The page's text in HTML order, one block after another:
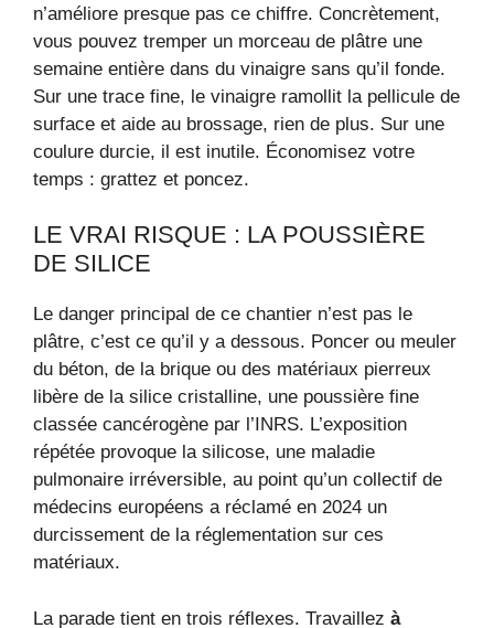
n’améliore presque pas ce chiffre. Concrètement,
vous pouvez tremper un morceau de plâtre une
semaine entière dans du vinaigre sans qu’il fonde.
Sur une trace fine, le vinaigre ramollit la pellicule de
surface et aide au brossage, rien de plus. Sur une
coulure durcie, il est inutile. Économisez votre
temps : grattez et poncez.
LE VRAI RISQUE : LA POUSSIÈRE
DE SILICE
Le danger principal de ce chantier n’est pas le
plâtre, c’est ce qu’il y a dessous. Poncer ou meuler
du béton, de la brique ou des matériaux pierreux
libère de la silice cristalline, une poussière fine
classée cancérogène par l’INRS. L’exposition
répétée provoque la silicose, une maladie
pulmonaire irréversible, au point qu’un collectif de
médecins européens a réclamé en 2024 un
durcissement de la réglementation sur ces
matériaux.
La parade tient en trois réflexes. Travaillez à